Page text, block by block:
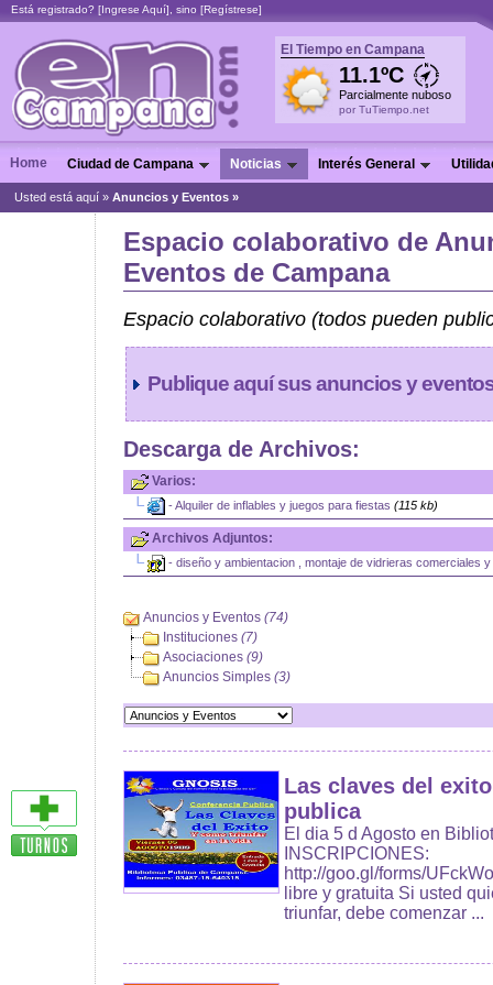
Está registrado? [Ingrese Aquí], sino [Regístrese]
El Tiempo en Campana
11.1ºC
Parcialmente nuboso
por TuTiempo.net
Home Ciudad de Campana Noticias Interés General
Usted está aquí » Anuncios y Eventos »
Espacio colaborativo de
Eventos de Campana
Espacio colaborativo (todos pueden
Publique aquí sus anuncios y
Descarga de Archivos:
Varios:
- Alquiler de inflables y juegos para fiestas (115 kb)
Archivos Adjuntos:
- diseño y ambientacion , montaje de vidrieras comerciales
Anuncios y Eventos (74)
Instituciones (7)
Asociaciones (9)
Anuncios Simples (3)
Las claves del
publica
El dia 5 d Agosto en
INSCRIPCIONES:
http://goo.gl/forms/
libre y gratuita Si usted
triunfar, debe comenzar ...